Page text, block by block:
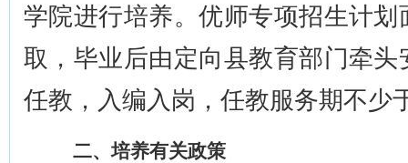
学院进行培养。优师专项招生计
取，毕业后由定向县教育部门牵
任教，入编入岗，任教服务期不少
二、培养有关政策